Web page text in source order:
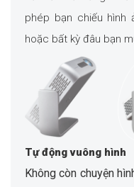
phép bạn chiếu hình
hoặc bất kỳ đâu bạn
Tự động vuông hình
Không còn chuyện